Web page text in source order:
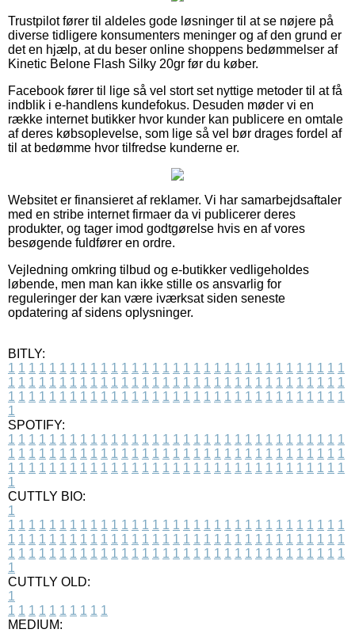
Trustpilot fører til aldeles gode løsninger til at se nøjere på
diverse tidligere konsumenters meninger og af den grund er
det en hjælp, at du beser online shoppens bedømmelser af
Kinetic Belone Flash Silky 20gr før du køber.
Facebook fører til lige så vel stort set nyttige metoder til at få
indblik i e-handlens kundefokus. Desuden møder vi en
række internet butikker hvor kunder kan publicere en omtale
af deres købsoplevelse, som lige så vel bør drages fordel af
til at bedømme hvor tilfredse kunderne er.
Websitet er finansieret af reklamer. Vi har samarbejdsaftaler
med en stribe internet firmaer da vi publicerer deres
produkter, og tager imod godtgørelse hvis en af vores
besøgende fuldfører en ordre.
Vejledning omkring tilbud og e-butikker vedligeholdes
løbende, men man kan ikke stille os ansvarlig for
reguleringer der kan være iværksat siden seneste
opdatering af sidens oplysninger.
BITLY:
1 1 1 1 1 1 1 1 1 1 1 1 1 1 1 1 1 1 1 1 1 1 1 1 1 1 1 1 1 1 1 1 1
1 1 1 1 1 1 1 1 1 1 1 1 1 1 1 1 1 1 1 1 1 1 1 1 1 1 1 1 1 1 1 1 1
1 1 1 1 1 1 1 1 1 1 1 1 1 1 1 1 1 1 1 1 1 1 1 1 1 1 1 1 1 1 1 1 1
1
SPOTIFY:
1 1 1 1 1 1 1 1 1 1 1 1 1 1 1 1 1 1 1 1 1 1 1 1 1 1 1 1 1 1 1 1 1
1 1 1 1 1 1 1 1 1 1 1 1 1 1 1 1 1 1 1 1 1 1 1 1 1 1 1 1 1 1 1 1 1
1 1 1 1 1 1 1 1 1 1 1 1 1 1 1 1 1 1 1 1 1 1 1 1 1 1 1 1 1 1 1 1 1
1
CUTTLY BIO:
1
1 1 1 1 1 1 1 1 1 1 1 1 1 1 1 1 1 1 1 1 1 1 1 1 1 1 1 1 1 1 1 1 1
1 1 1 1 1 1 1 1 1 1 1 1 1 1 1 1 1 1 1 1 1 1 1 1 1 1 1 1 1 1 1 1 1
1 1 1 1 1 1 1 1 1 1 1 1 1 1 1 1 1 1 1 1 1 1 1 1 1 1 1 1 1 1 1 1 1
1
CUTTLY OLD:
1
1 1 1 1 1 1 1 1 1 1
MEDIUM: